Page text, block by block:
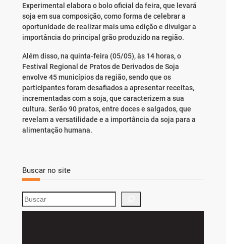
Experimental elabora o bolo oficial da feira, que levará
soja em sua composição, como forma de celebrar a
oportunidade de realizar mais uma edição e divulgar a
importância do principal grão produzido na região.
Além disso, na quinta-feira (05/05), às 14 horas, o
Festival Regional de Pratos de Derivados de Soja
envolve 45 municípios da região, sendo que os
participantes foram desafiados a apresentar receitas,
incrementadas com a soja, que caracterizem a sua
cultura. Serão 90 pratos, entre doces e salgados, que
revelam a versatilidade e a importância da soja para a
alimentação humana.
Buscar no site
S
e